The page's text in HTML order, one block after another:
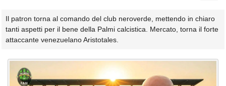
Il patron torna al comando del club neroverde, mettendo in chiaro
tanti aspetti per il bene della Palmi calcistica. Mercato, torna il forte
attaccante venezuelano Aristotales.